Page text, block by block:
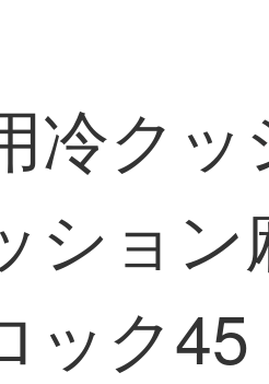
冷ク
ショ
ック